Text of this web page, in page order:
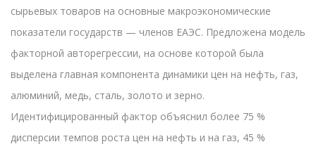
сырьевых товаров на основные макроэкономические
показатели государств — членов ЕАЭС. Предложена модель
факторной авторегрессии, на основе которой была
выделена главная компонента динамики цен на нефть, газ,
алюминий, медь, сталь, золото и зерно.
Идентифицированный фактор объяснил более 75 %
дисперсии темпов роста цен на нефть и на газ, 45 %